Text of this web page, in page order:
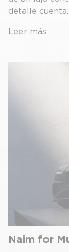
detalle cuenta.
Leer más
Naim for